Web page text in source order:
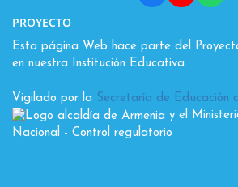
PROYECTO
Esta página Web hace parte del
en nuestra Institución Educativa
Vigilado por la Secretaría de Educación
y el
Nacional - Control regulatorio